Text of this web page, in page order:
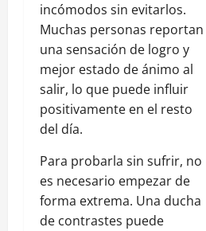
incómodos sin evitarlos.
Muchas personas reportan
una sensación de logro y
mejor estado de ánimo al
salir, lo que puede influir
positivamente en el resto
del día.
Para probarla sin sufrir, no
es necesario empezar de
forma extrema. Una ducha
de contrastes puede